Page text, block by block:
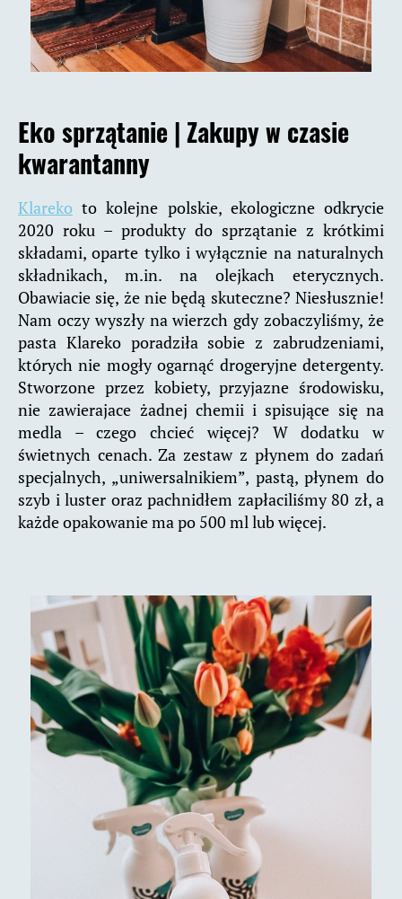
Eko sprzątanie |Zakupy w czasie
kwarantanny
Klareko to kolejne polskie, ekologiczne odkrycie
2020 roku – produkty do sprzątanie z krótkimi
składami, oparte tylko i wyłącznie na naturalnych
składnikach, m.in. na olejkach eterycznych.
Obawiacie się, że nie będą skuteczne? Niesłusznie!
Nam oczy wyszły na wierzch gdy zobaczyliśmy, że
pasta Klareko poradziła sobie z zabrudzeniami,
których nie mogły ogarnąć drogeryjne detergenty.
Stworzone przez kobiety, przyjazne środowisku,
nie zawierajace żadnej chemii i spisujące się na
medla – czego chcieć więcej? W dodatku w
świetnych cenach. Za zestaw z płynem do zadań
specjalnych, „uniwersalnikiem”, pastą, płynem do
szyb i luster oraz pachnidłem zapłaciliśmy 80 zł, a
każde opakowanie ma po 500 ml lub więcej.